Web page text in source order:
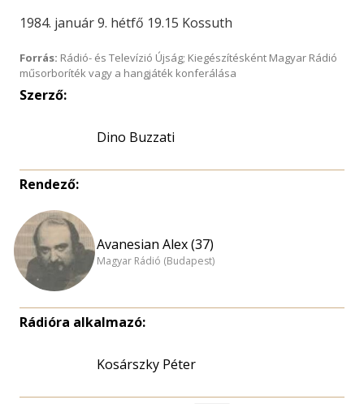
1984. január 9. hétfő 19.15 Kossuth
Forrás: Rádió- és Televízió Újság; Kiegészítésként Magyar Rádió
műsorboríték vagy a hangjáték konferálása
Szerző:
Dino Buzzati
Rendező:
Avanesian Alex (37)
Magyar Rádió (Budapest)
Rádióra alkalmazó:
Kosárszky Péter